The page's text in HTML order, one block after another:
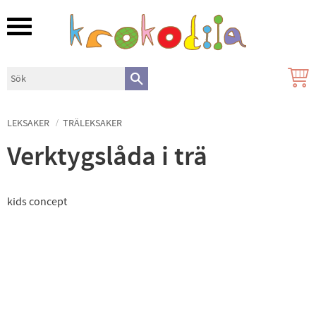
Meny
LEKSAKER TRÄLEKSAKER
Verktygslåda i trä
kids concept